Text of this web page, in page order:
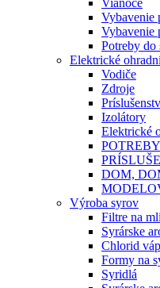
Vianoce
Vybavenie
Vybavenie
Potreby do
Elektrické
Vodiče
Zdroje
Izolátory
Elektrické
DOM,
Výroba syrov
Filtre na
Syrárske
Chlorid
Formy na
Syridlá